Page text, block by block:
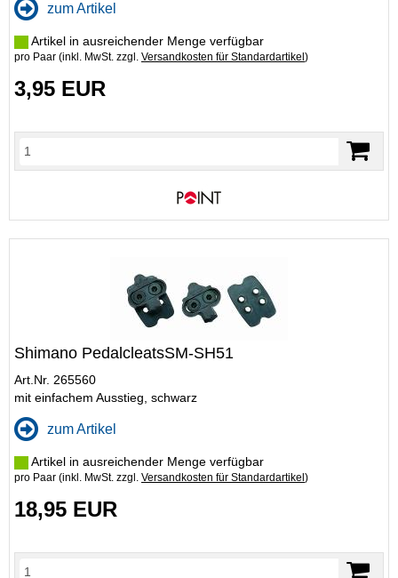
zum Artikel
Artikel in ausreichender Menge verfügbar
pro Paar (inkl. MwSt. zzgl. Versandkosten für Standardartikel )
3,95 EUR
Shimano PedalcleatsSM-SH51
Art.Nr. 265560
mit einfachem Ausstieg, schwarz
zum Artikel
Artikel in ausreichender Menge verfügbar
pro Paar (inkl. MwSt. zzgl. Versandkosten für Standardartikel )
18,95 EUR